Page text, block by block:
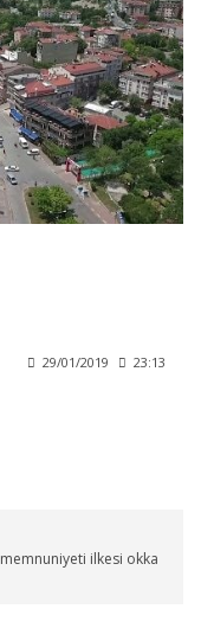
29/01/2019 23:13
ilkesi okka